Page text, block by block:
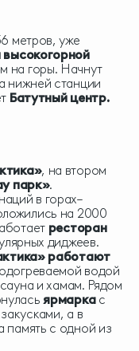
метров, уже
высокогорной
на горы. Начнут
нижней станции
Батутный центр.
, на втором
парк».
в горах–
на 2000
ресторан
диджеев.
работают
водой
и хамам. Рядом
ярмаркас
а в
с одной из